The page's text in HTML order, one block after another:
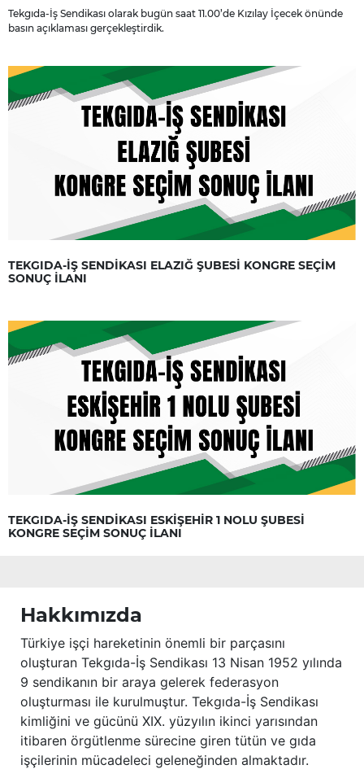
Tekgıda-İş Sendikası olarak bugün saat 11.00’de Kızılay İçecek önünde
basın açıklaması gerçekleştirdik.
TEKGIDA-İŞ SENDİKASI ELAZIĞ ŞUBESİ KONGRE SEÇİM
SONUÇ İLANI
TEKGIDA-İŞ SENDİKASI ESKİŞEHİR 1 NOLU ŞUBESİ
KONGRE SEÇİM SONUÇ İLANI
Hakkımızda
Türkiye işçi hareketinin önemli bir parçasını
oluşturan Tekgıda-İş Sendikası 13 Nisan 1952 yılında
9 sendikanın bir araya gelerek federasyon
oluşturması ile kurulmuştur. Tekgıda-İş Sendikası
kimliğini ve gücünü XIX. yüzyılın ikinci yarısından
itibaren örgütlenme sürecine giren tütün ve gıda
işçilerinin mücadeleci geleneğinden almaktadır.